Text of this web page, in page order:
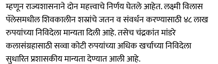
म्हणून राज्यशासनाने दोन महत्त्‍वाचे निर्णय घेतले आहेत. लक्ष्मी विलास
पॅलेसमधील शिवकालीन शस्रांचे जतन व संवर्धन करण्यासाठी ४८ लाख
रुपयांच्‍या निविदेला मान्यता दिली आहे. तसेच चंद्रकांत मांडरे
कलासंग्रहासाठी सव्वा कोटी रुपयांच्या अधिक खर्चाच्या निविदेला
सुधारित प्रशासकीय मान्यता देण्यात आली आहे.